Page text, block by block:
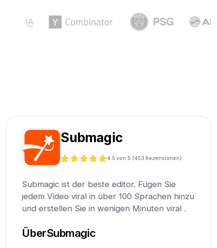
Submagic
4.5 von 5 (453 Rezensionen)
Submagic ist der beste editor. Fügen Sie
jedem Video viral in über 100 Sprachen hinzu
und erstellen Sie in wenigen Minuten viral .
ÜberSubmagic